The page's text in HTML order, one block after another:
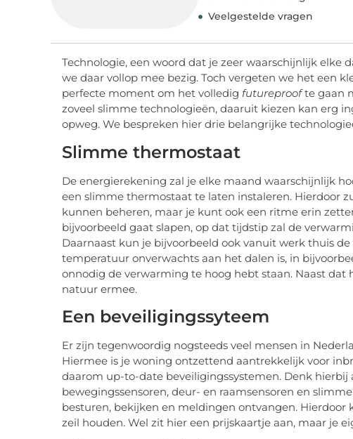
Veelgestelde vragen
Technologie, een woord dat je zeer waarschijnlijk elke
we daar vollop mee bezig. Toch vergeten we het een
perfecte moment om het volledig futureproofte gaan
zoveel slimme technologieën, daaruit kiezen kan erg
opweg. We bespreken hier drie belangrijke
Slimme thermostaat
De energierekening zal je elke maand waarschijnlijk
een slimme thermostaat te laten instaleren. Hierdoor
kunnen beheren, maar je kunt ook een ritme erin
bijvoorbeeld gaat slapen, op dat tijdstip zal de
Daarnaast kun je bijvoorbeeld ook vanuit werk thuis
temperatuur onverwachts aan het dalen is, in
onnodig de verwarming te hoog hebt staan. Naast dat
natuur ermee.
Een beveiligingssyteem
Er zijn tegenwoordig nogsteeds veel mensen in
Hiermee is je woning ontzettend aantrekkelijk voor
daarom up-to-date beveiligingssystemen. Denk hierbij
bewegingssensoren, deur- en raamsensoren en
besturen, bekijken en meldingen ontvangen.
zeil houden. Wel zit hier een prijskaartje aan, maar je